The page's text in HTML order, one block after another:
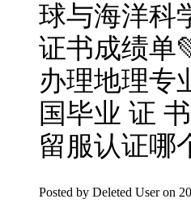
球与海洋科
证书成绩单
办理地理专
国毕业 证
留服认证哪
Posted by Deleted User on